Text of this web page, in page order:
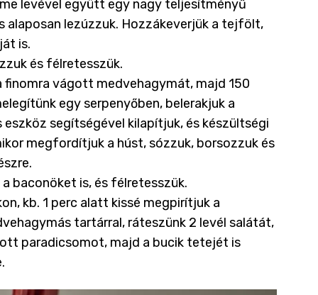
levével együtt egy nagy teljesítményű
lezúzzuk. Hozzákeverjük a tejfölt,
is.
és félretesszük.
finomra vágott medvehagymát, majd 150
egy serpenyőben, belerakjuk a
segítségével kilapítjuk, és készültségi
megfordítjuk a húst, sózzuk, borsozzuk és
baconöket is, és félretesszük.
kb. 1 perc alatt kissé megpirítjuk a
tartárral, ráteszünk 2 levél salátát,
paradicsomot, majd a bucik tetejét is